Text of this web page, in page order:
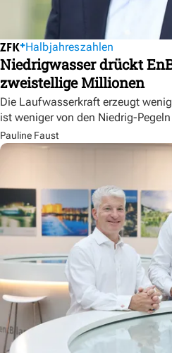
Halbjahreszahlen
Niedrigwasser drückt
zweistellige Millionen
Die Laufwasserkraft erzeugt
ist weniger von den Niedrig-
Pauline Faust